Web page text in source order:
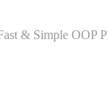
& Simple OOP